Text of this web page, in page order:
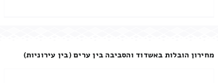
מחירון הובלות באשדוד והסביבה בין ערים (בין עירוניות)